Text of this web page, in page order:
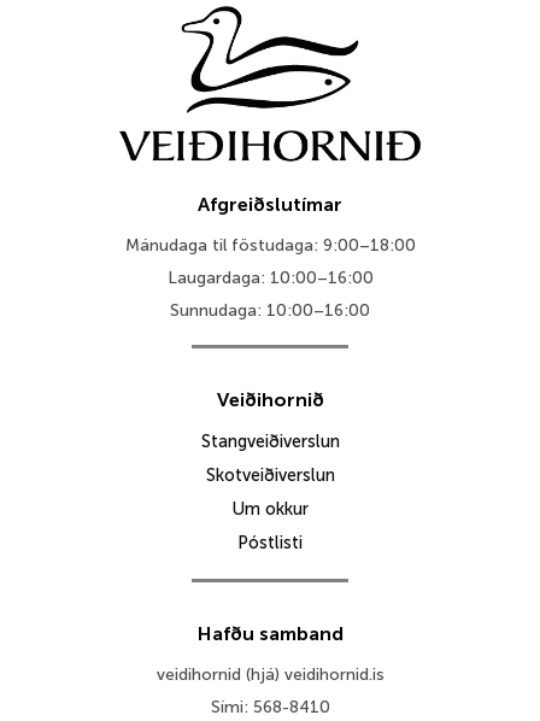
Afgreiðslutímar
Mánudaga til föstudaga: 9:00–18:00
Laugardaga: 10:00–16:00
Sunnudaga: 10:00–16:00
Veiðihornið
Stangveiðiverslun
Skotveiðiverslun
Um okkur
Póstlisti
Hafðu samband
veidihornid (hjá) veidihornid.is
Sími: 568-8410